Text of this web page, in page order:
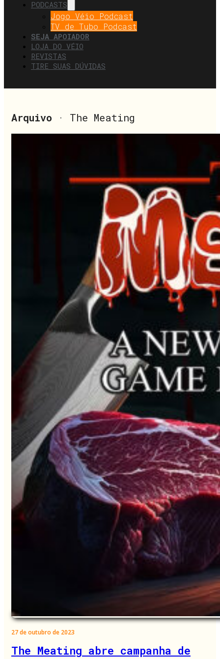
PODCASTS
Jogo Véio Podcast
TV de Tubo Podcast
SEJA APOIADOR
LOJA DO VÉIO
REVISTAS
TIRE SUAS DÚVIDAS
Arquivo · The Meating
27 de outubro de 2023
The Meating abre campanha de